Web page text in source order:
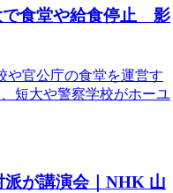
で食堂や給食停止 影
や官公庁の食堂を運営す
短大や警察学校がホーユ
派が講演会｜NHK 山